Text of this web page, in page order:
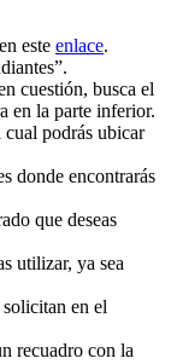
este enlace.
cuestión, busca el
en la parte inferior.
podrás ubicar
donde encontrarás
que deseas
utilizar, ya sea
solicitan en el
recuadro con la